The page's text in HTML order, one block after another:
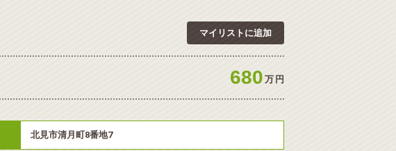
マイリストに追加
680 万 円
北見市清月町8番地7